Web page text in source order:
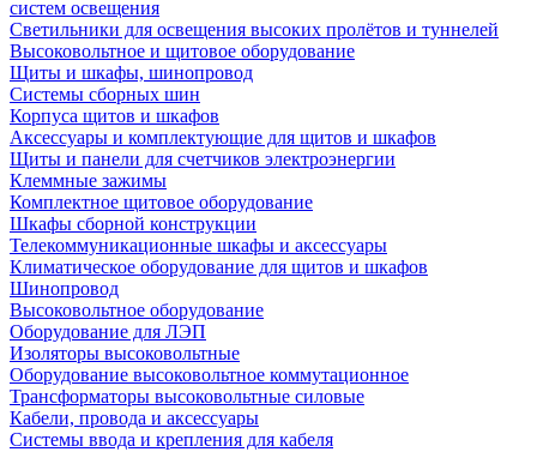
систем освещения
Светильники для освещения высоких пролётов и туннелей
Высоковольтное и щитовое оборудование
Щиты и шкафы, шинопровод
Системы сборных шин
Корпуса щитов и шкафов
Аксессуары и комплектующие для щитов и шкафов
Щиты и панели для счетчиков электроэнергии
Клеммные зажимы
Комплектное щитовое оборудование
Шкафы сборной конструкции
Телекоммуникационные шкафы и аксессуары
Климатическое оборудование для щитов и шкафов
Шинопровод
Высоковольтное оборудование
Оборудование для ЛЭП
Изоляторы высоковольтные
Оборудование высоковольтное коммутационное
Трансформаторы высоковольтные силовые
Кабели, провода и аксессуары
Системы ввода и крепления для кабеля